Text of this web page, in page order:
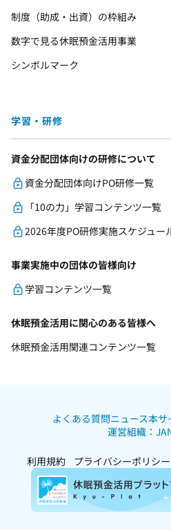
制度（助成・出資）の枠組み
数字で見る休眠預金活用事業
シンボルマーク
学習・研修
資金分配団体向けの研修について
資金分配団体向けPO研修一覧
「10の力」学習コンテンツ一覧
2026年度PO研修実施スケジュー
事業実施中の団体の皆様向け
学習コンテンツ一覧
休眠預金活用に関心のある皆様へ
休眠預金活用関連コンテンツ一覧
よくある質問ニュース本サ
運営組織：
利用規約 プライバシーポリシー